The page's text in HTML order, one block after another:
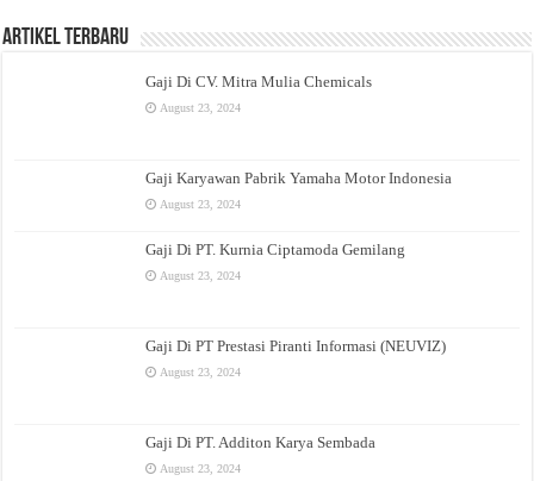
Artikel Terbaru
Gaji Di CV. Mitra Mulia Chemicals
August 23, 2024
Gaji Karyawan Pabrik Yamaha Motor Indonesia
August 23, 2024
Gaji Di PT. Kurnia Ciptamoda Gemilang
August 23, 2024
Gaji Di PT Prestasi Piranti Informasi (NEUVIZ)
August 23, 2024
Gaji Di PT. Additon Karya Sembada
August 23, 2024